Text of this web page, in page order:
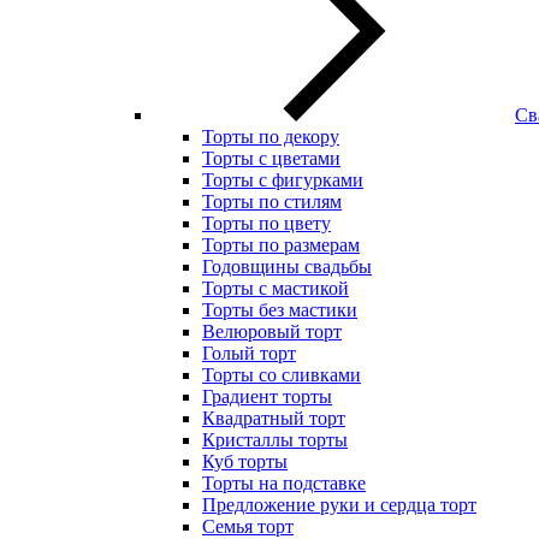
Торты по декору
Торты с цветами
Торты с фигурками
Торты по стилям
Торты по цвету
Торты по размерам
Годовщины свадьбы
Торты с мастикой
Торты без мастики
Велюровый торт
Голый торт
Торты со сливками
Градиент торты
Квадратный торт
Кристаллы торты
Куб торты
Торты на подставке
Предложение руки и сердца торт
Семья торт